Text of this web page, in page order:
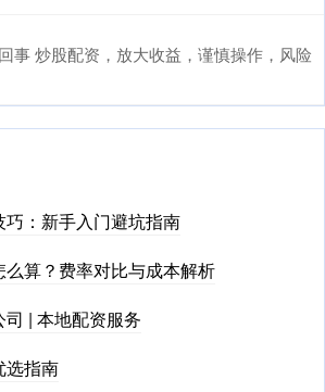
事 炒股配资，放大收益，谨慎操作，风险
巧：新手入门避坑指南
么算？费率对比与成本解析
| 本地配资服务
选指南